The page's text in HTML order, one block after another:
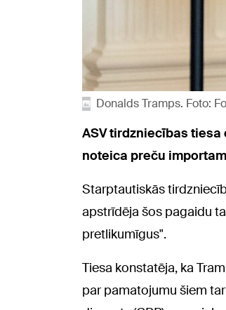
Donalds Tramps. Foto:
ASV tirdzniecības
noteica preču
Starptautiskās
apstrīdēja šos pagaidu
pretlikumīgus".
Tiesa konstatēja, ka
par pamatojumu šiem